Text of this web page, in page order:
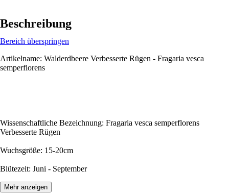
Beschreibung
Bereich überspringen
Artikelname: Walderdbeere Verbesserte Rügen - Fragaria vesca
semperflorens
Wissenschaftliche Bezeichnung: Fragaria vesca semperflorens
Verbesserte Rügen
Wuchsgröße: 15-20cm
Blütezeit: Juni - September
Mehr anzeigen